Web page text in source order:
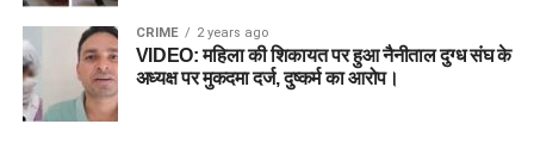
CRIME 2 years ago
VIDEO: महिला की शिकायत पर हुआ नैनीताल दुग्ध संघ के
अध्यक्ष पर मुकदमा दर्ज, दुष्कर्म का आरोप।